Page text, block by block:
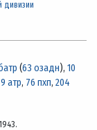
дивизии
(63 озадн), 10
атр, 76 пхп, 204